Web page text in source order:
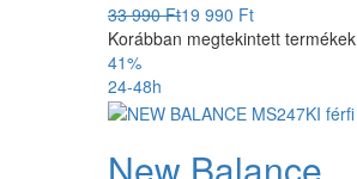
33 990 Ft19 990 Ft
Korábban megtekintett termékek
41%
24-48h
New Balance